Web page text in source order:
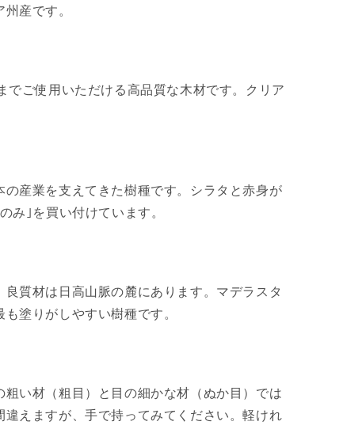
産です。
ご使用いただける高品質な木材です。クリア
産業を支えてきた樹種です。シラタと赤身が
｣を買い付けています。
質材は日高山脈の麓にあります。マデラスタ
塗りがしやすい樹種です。
い材（粗目）と目の細かな材（ぬか目）では
えますが、手で持ってみてください。軽けれ